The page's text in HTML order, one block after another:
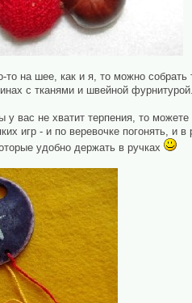
то на шее, как и я, то можно
с тканями и швейной
у вас не хватит терпения, то
игр - и по веревочке погонять, и
удобно держать в ручках